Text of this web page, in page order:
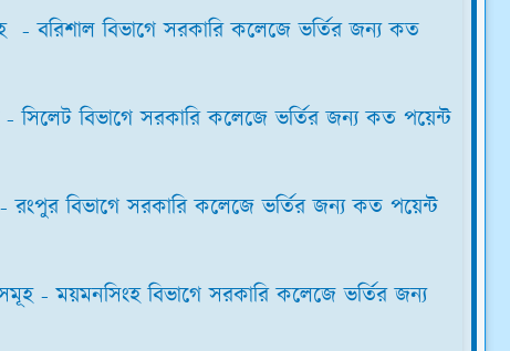
- বরিশাল বিভাগে সরকারি কলেজে ভর্তির জন্য কত
সিলেট বিভাগে সরকারি কলেজে ভর্তির জন্য কত পয়েন্ট
বিভাগে সরকারি কলেজে ভর্তির জন্য কত পয়েন্ট
- ময়মনসিংহ বিভাগে সরকারি কলেজে ভর্তির জন্য